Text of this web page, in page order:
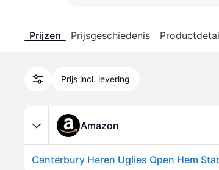
Prijzen Prijsgeschiedenis
Prijs incl. levering
Amazon
Canterbury Heren Uglies Open Hem